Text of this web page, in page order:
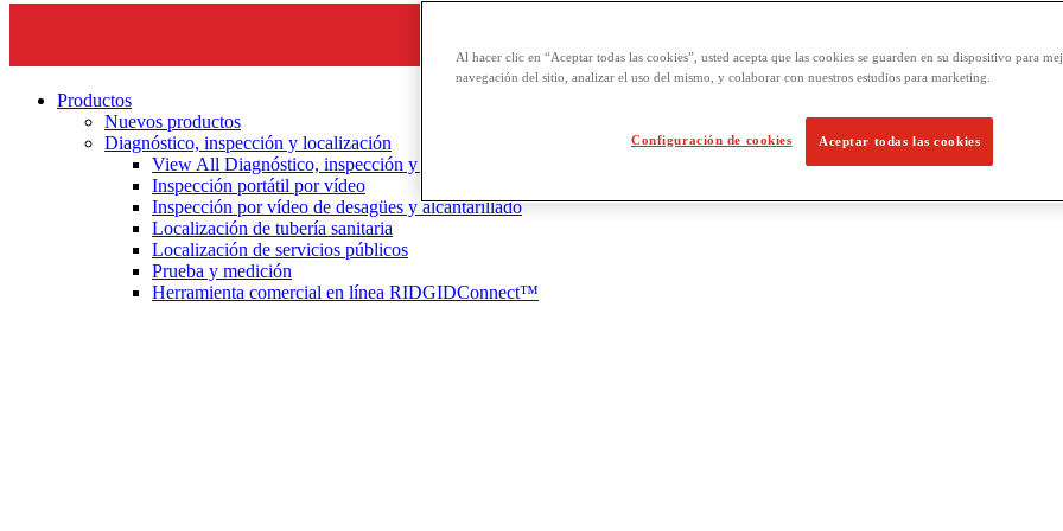
Productos
Nuevos productos
Diagnóstico, inspección y localización
View All Diagnóstico, inspección y localización
Inspección portátil por vídeo
Inspección por vídeo de desagües y alcantarillado
Localización de tubería sanitaria
Localización de servicios públicos
Prueba y medición
Herramienta comercial en línea RIDGIDConnect™
Al hacer clic en “Aceptar todas las cookies”, usted acepta que las cookies se guarden en su dispositivo para
navegación del sitio, analizar el uso del mismo, y colaborar con nuestros estudios para marketing.
Configuración de cookies Aceptar todas las cookies